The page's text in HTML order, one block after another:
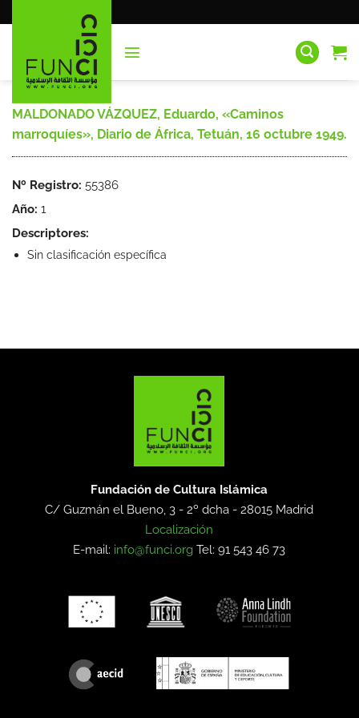
al
MALDONADO VÁZQUEZ, Eduardo, «Caminos
marroquíes», Diario de África, Tetuán, 16 octubre 1949.
Nº Registro: 55386
Año: 1
Descriptores:
Sin clasificación específica
Fundación de Cultura Islámica
C/ Guzmán el Bueno, 3 - 2º dcha -28015 Madrid
Localización
E-mail: info@funci.org Tel: 91 543 46 73